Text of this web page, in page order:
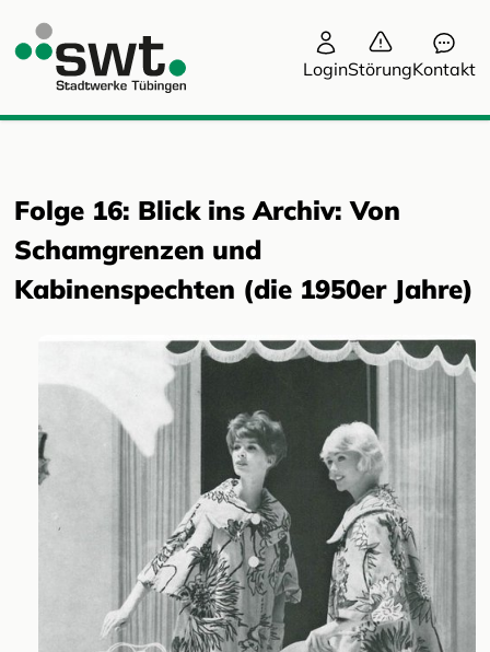
LoginStörungKontakt
Folge 16: Blick ins Archiv: Von
Schamgrenzen und
Kabinenspechten (die 1950er Jahre)